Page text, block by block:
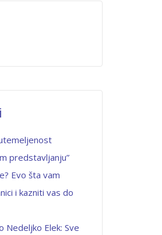
predstavljanju”
Evo šta vam
i kazniti vas do
Nedeljko Elek: Sve